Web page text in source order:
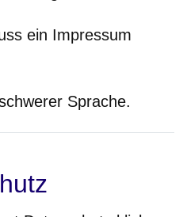
ein Impressum
Sprache.